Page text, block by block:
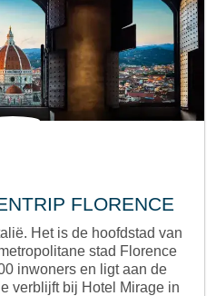
FLORENCE
Het is de hoofdstad van
stad Florence
inwoners en ligt aan de
verblijft bij Hotel Mirage in